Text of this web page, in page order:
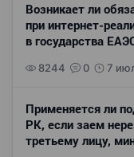
Возникает ли
при интернет-
в государства
8244 0 7
Применяется ли
РК, если заем
третьему лицу,